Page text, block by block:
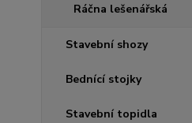
Ráčna lešenářská
Stavební shozy
Bednící stojky
Stavební topidla